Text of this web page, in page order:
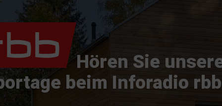
Hören Sie
beim Inforadio rbb